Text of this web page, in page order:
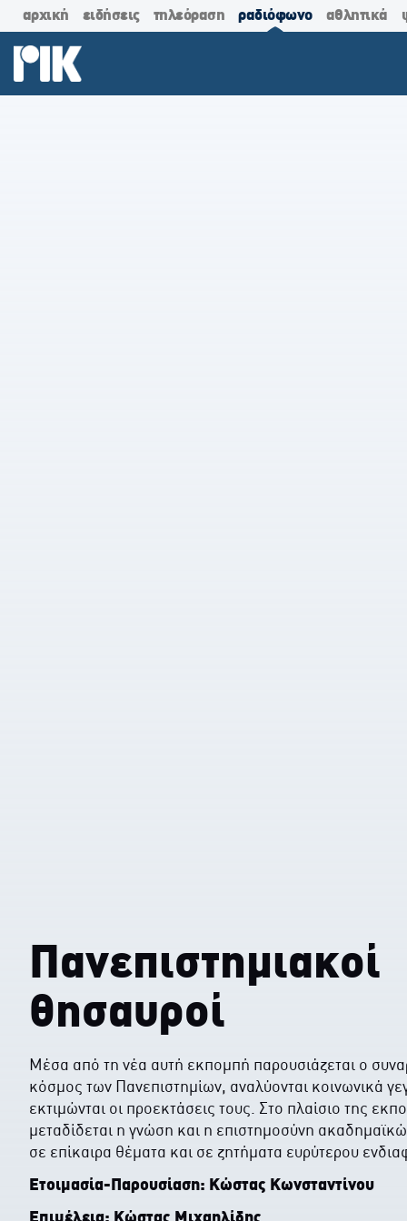
αρχική ειδήσεις τηλεόραση ραδιόφωνο αθλητικά
Πανεπιστημιακοί
θησαυροί
Μέσα από τη νέα αυτή εκπομπή παρουσιάζεται ο
κόσμος των Πανεπιστημίων, αναλύονται κοινωνικά
εκτιμώνται οι προεκτάσεις τους. Στο πλαίσιο της
μεταδίδεται η γνώση και η επιστημοσύνη
σε επίκαιρα θέματα και σε ζητήματα ευρύτερου
Ετοιμασία-Παρουσίαση: Κώστας Κωνσταντίνου